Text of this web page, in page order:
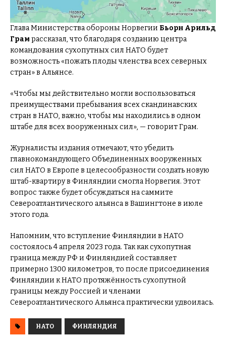
Глава Министерства обороны Норвегии Бьорн Арильд
Грам рассказал, что благодаря созданию центра
командования сухопутных сил НАТО будет
возможность «пожать плоды членства всех северных
стран» в Альянсе.
«Чтобы мы действительно могли воспользоваться
преимуществами пребывания всех скандинавских
стран в НАТО, важно, чтобы мы находились в одном
штабе для всех вооруженных сил», — говорит Грам.
Журналисты издания отмечают, что убедить
главнокомандующего Объединенных вооруженных
сил НАТО в Европе в целесообразности создать новую
штаб-квартиру в Финляндии смогла Норвегия. Этот
вопрос также будет обсуждаться на саммите
Североатлантического альянса в Вашингтоне в июле
этого года.
Напомним, что вступление Финляндии в НАТО
состоялось 4 апреля 2023 года. Так как сухопутная
граница между РФ и Финляндией составляет
примерно 1300 километров, то после присоединения
Финляндии к НАТО протяжённость сухопутной
границы между Россией и членами
Североатлантического Альянса практически удвоилась.
НАТО ФИНЛЯНДИЯ